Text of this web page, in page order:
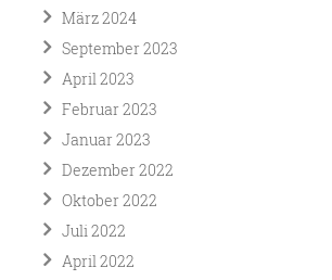
März 2024
September 2023
April 2023
Februar 2023
Januar 2023
Dezember 2022
Oktober 2022
Juli 2022
April 2022